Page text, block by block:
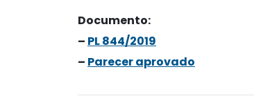
Documento:
– PL 844/2019
– Parecer aprovado